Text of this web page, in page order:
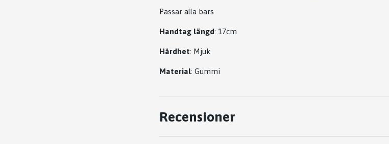
Passar alla bars
Handtag längd: 17cm
Hårdhet: Mjuk
Material: Gummi
Recensioner